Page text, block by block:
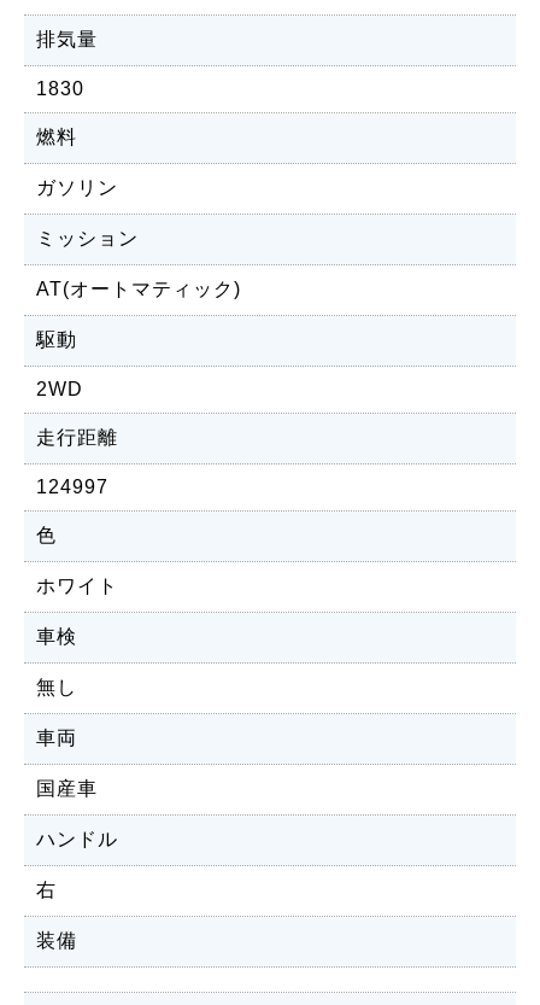
排気量
1830
燃料
ガソリン
ミッション
AT(オートマティック)
駆動
2WD
走行距離
124997
色
ホワイト
車検
無し
車両
国産車
ハンドル
右
装備